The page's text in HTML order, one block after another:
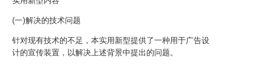
(一)解决的技术问题
针对现有技术的不足，本实用新型提供了一种用于广告设
计的宣传装置，以解决上述背景中提出的问题。